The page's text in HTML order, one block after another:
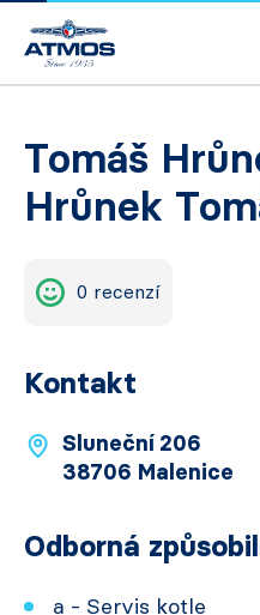
Tomáš
Hrůnek
0 recenzí
Kontakt
Sluneční 206
38706 Malenice
Odborná
a - Servis kotle